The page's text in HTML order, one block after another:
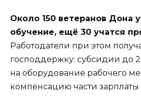
Около 150 ветеранов Дона
обучение, ещё 30 учатся
Работодатели при этом
господдержку: субсидии до
на оборудование рабочего
компенсацию части зарплаты